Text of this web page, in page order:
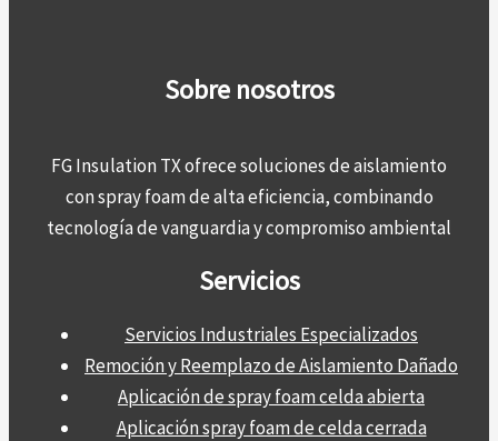
Sobre nosotros
FG Insulation TX ofrece soluciones de aislamiento
con spray foam de alta eficiencia, combinando
tecnología de vanguardia y compromiso ambiental
Servicios
Servicios Industriales Especializados
Remoción y Reemplazo de Aislamiento Dañado
Aplicación de spray foam celda abierta
Aplicación spray foam de celda cerrada